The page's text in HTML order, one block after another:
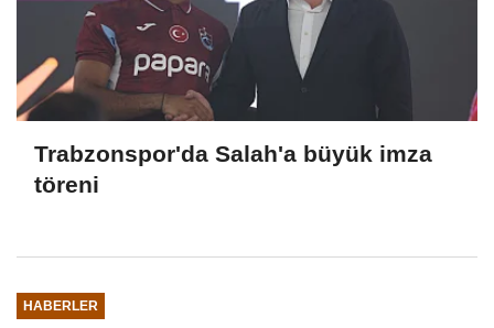
Trabzonspor'da Salah'a büyük imza
töreni
HABERLER